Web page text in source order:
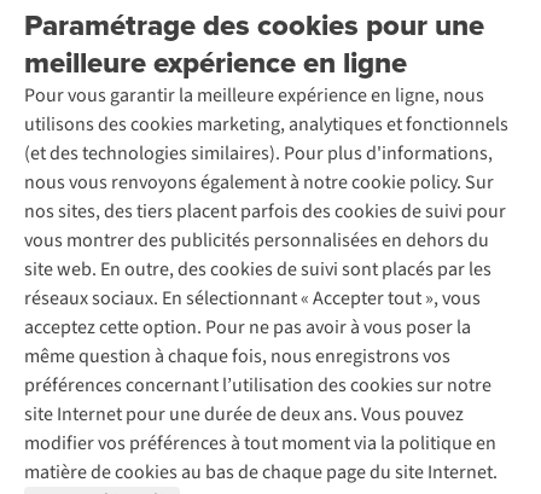
Paramétrage des cookies pour une
meilleure expérience en ligne
Pour vous garantir la meilleure expérience en ligne, nous
utilisons des cookies marketing, analytiques et fonctionnels
(et des technologies similaires). Pour plus d'informations,
nous vous renvoyons également à notre cookie policy. Sur
nos sites, des tiers placent parfois des cookies de suivi pour
vous montrer des publicités personnalisées en dehors du
site web. En outre, des cookies de suivi sont placés par les
réseaux sociaux. En sélectionnant « Accepter tout », vous
acceptez cette option. Pour ne pas avoir à vous poser la
même question à chaque fois, nous enregistrons vos
préférences concernant l’utilisation des cookies sur notre
site Internet pour une durée de deux ans. Vous pouvez
modifier vos préférences à tout moment via la politique en
matière de cookies au bas de chaque page du site Internet.
Rétractation d'une commande
Entretien & réparations
Garantie
Contactez-nous
À propos d’Ayacucho
Nos magasins
À propos d’A.S.Adventure
Déclaration d'accessibilité
Location / Location sports d’hiver
Entretien de ski
Service de lavage
Entretien de chaussures
Réparation de chaussures
Réparation de vêtements
Retouches
Pour les entreprises
Découvrez
A.S.Magazine
Explore Camp
Gear Check
Expertise & conseils
Abonnez-vous à la newsletter
Suivez-nous
Mentions légales
Politique de confidentialité
Conditions générales
Cookie Policy